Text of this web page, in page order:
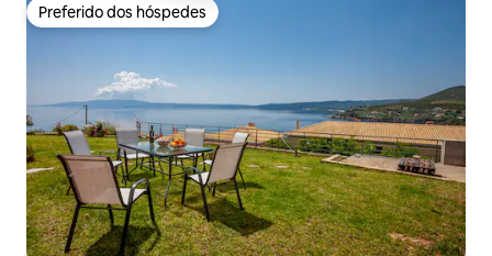
Preferido dos hóspedes
Preferido dos hóspedes